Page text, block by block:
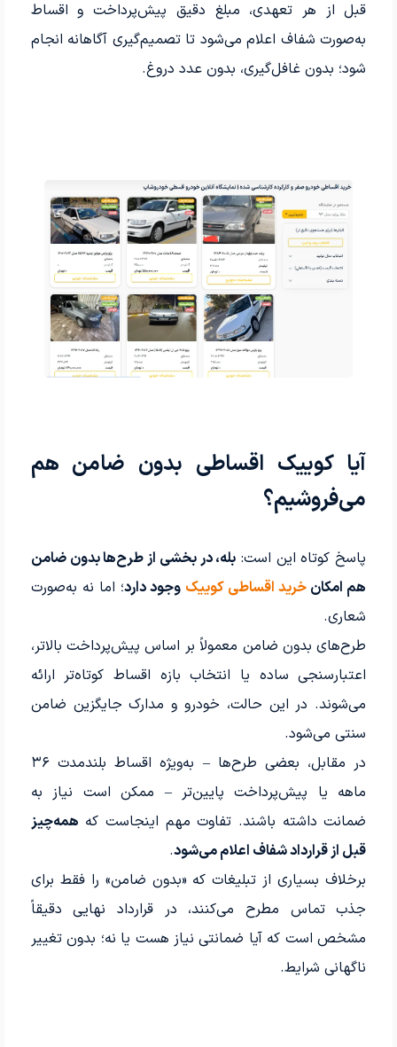
قبل از هر تعهدی، مبلغ دقیق پیش‌پرداخت و اقساط
به‌صورت شفاف اعلام می‌شود تا تصمیم‌گیری آگاهانه انجام
شود؛ بدون غافل‌گیری، بدون عدد دروغ.
آیا کوییک اقساطی بدون ضامن هم
می‌فروشیم؟
پاسخ کوتاه این است: بله، در بخشی از طرح‌ها بدون ضامن
هم امکانخرید اقساطی کوییک وجود دارد؛ اما نه به‌صورت
شعاری.
طرح‌های بدون ضامن معمولاً بر اساس پیش‌پرداخت بالاتر،
اعتبارسنجی ساده یا انتخاب بازه اقساط کوتاه‌تر ارائه
می‌شوند. در این حالت، خودرو و مدارک جایگزین ضامن
سنتی می‌شود.
در مقابل، بعضی طرح‌ها – به‌ویژه اقساط بلندمدت ۳۶
ماهه یا پیش‌پرداخت پایین‌تر – ممکن است نیاز به
ضمانت داشته باشند. تفاوت مهم اینجاست که همه‌چیز
قبل از قرارداد شفاف اعلام می‌شود.
برخلاف بسیاری از تبلیغات که «بدون ضامن» را فقط برای
جذب تماس مطرح می‌کنند، در قرارداد نهایی دقیقاً
مشخص است که آیا ضمانتی نیاز هست یا نه؛ بدون تغییر
ناگهانی شرایط.